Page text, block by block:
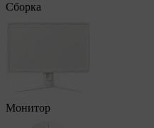
Сборка
Монитор